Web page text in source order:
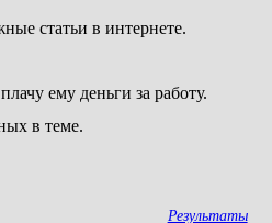
статьи в интернете.
ему деньги за работу.
в теме.
Результаты